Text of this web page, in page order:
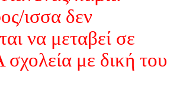
ισσα δεν
να μεταβεί σε
με δική του